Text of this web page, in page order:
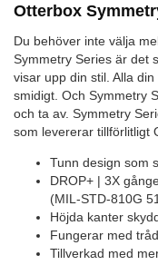
Otterbox
Du behöver inte välja
Symmetry Series är det
visar upp din stil. Alla
smidigt. Och Symmetry
och ta av. Symmetry
som levererar tillförlitligt
Tunn design som
DROP+ | 3X
(MIL-STD-810G
Höjda kanter
Fungerar med
Tillverkad med